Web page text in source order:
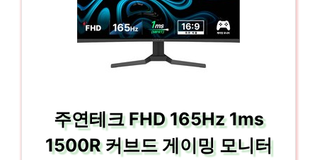
주연테크 FHD 165Hz 1ms
1500R 커브드 게이밍 모니터